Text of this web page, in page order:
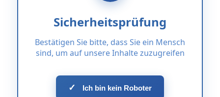
Sicherheitsprüfung
Bestätigen Sie bitte, dass Sie ein Mensch
sind, um auf unsere Inhalte zuzugreifen
✓ Ich bin kein Roboter